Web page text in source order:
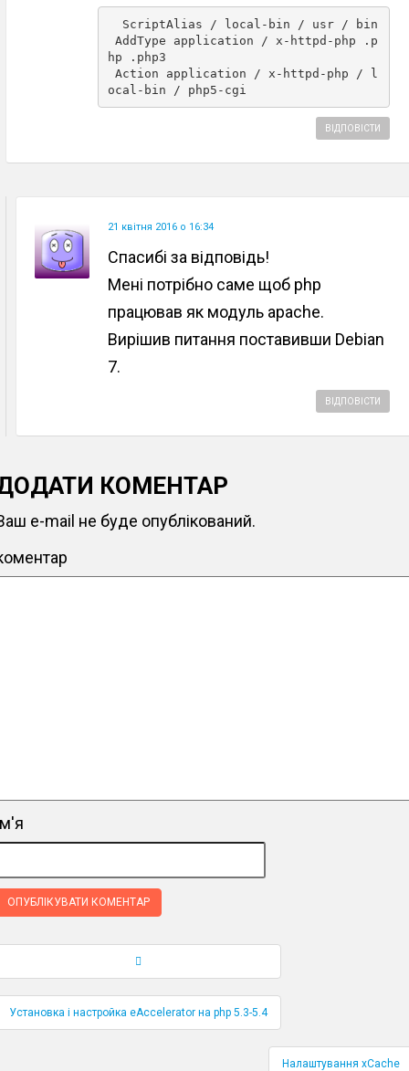
hp .php3
ocal-bin / php5-cgi
ВІДПОВІСТИ
21 квітня 2016 о 16:34
Спасибі за відповідь!
Мені потрібно саме щоб php
працював як модуль apache.
Вирішив питання поставивши Debian
7.
ВІДПОВІСТИ
КОМЕНТАР
e-mail не буде опублікований.
по публікаціям
Установка і настройка eAccelerator на php 5.3-5.4
Налаштування xCache